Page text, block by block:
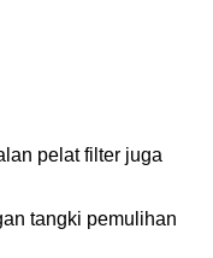
pelat filter juga
tangki pemulihan